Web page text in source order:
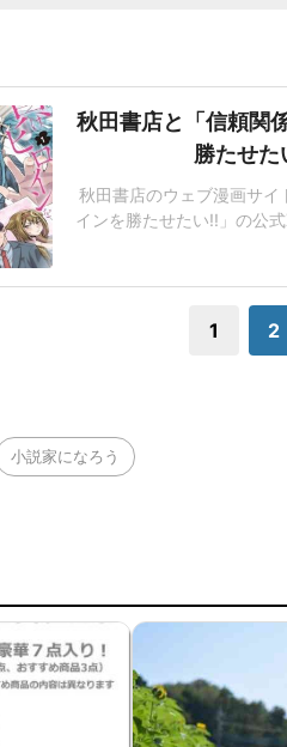
秋田書店と「信頼関
勝たせ
秋田書店のウェブ漫画サイ
インを勝たせたい!!」の公
しくなったため」として
信・出版停止すると発表
1 2
小説家になろう